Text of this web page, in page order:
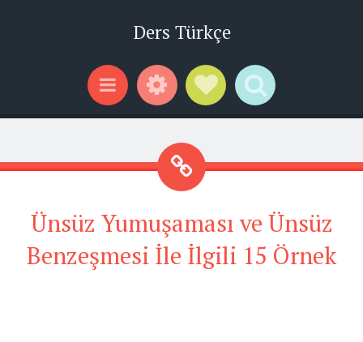
Ders Türkçe
Menu WidgetsSocial Links
Search
Ünsüz Yumuşaması ve Ünsüz
Benzeşmesi İle İlgili 15 Örnek